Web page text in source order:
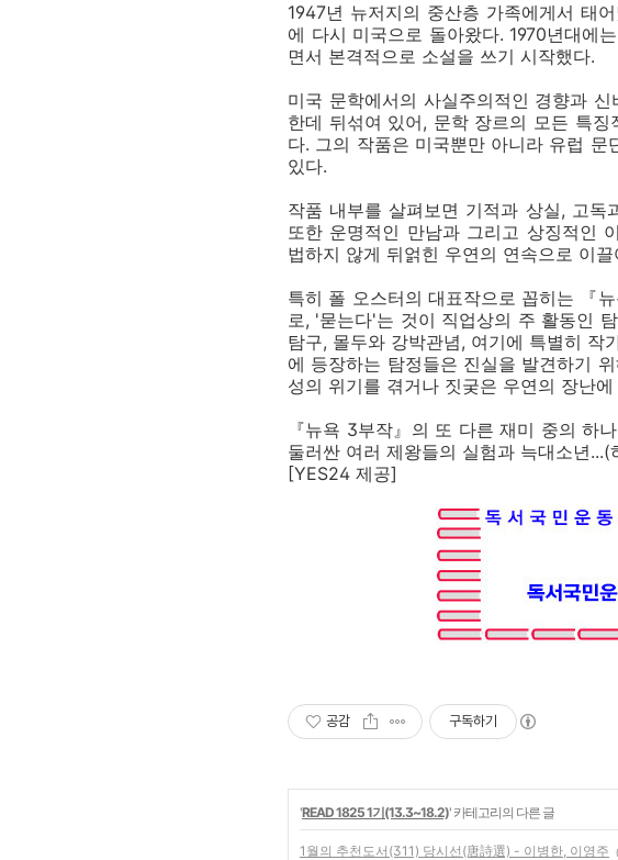
1947년 뉴저지의 중산층 가족에게서 태
에 다시 미국으로 돌아왔다. 1970년대에
면서 본격적으로 소설을 쓰기 시작했다.
미국 문학에서의 사실주의적인 경향과
한데 뒤섞여 있어, 문학 장르의 모든 특
다. 그의 작품은 미국뿐만 아니라 유럽
있다.
작품 내부를 살펴보면 기적과 상실, 고
또한 운명적인 만남과 그리고 상징적인
법하지 않게 뒤얽힌 우연의 연속으로 이끌
특히 폴 오스터의 대표작으로 꼽히는 『
로, '묻는다'는 것이 직업상의 주 활동인
탐구, 몰두와 강박관념, 여기에 특별히
에 등장하는 탐정들은 진실을 발견하기
성의 위기를 겪거나 짓궂은 우연의 장난
『뉴욕 3부작』의 또 다른 재미 중의 하
둘러싼 여러 제왕들의 실험과 늑대소년...(
[YES24 제공]
공감 구독하기
'READ 1825 1기(13.3~18.2)' 카테고리의 다른 글
1월의 추천도서(311) 당시선(唐詩選) - 이병한, 이영주